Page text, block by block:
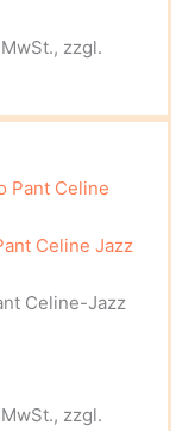
zzgl.
Celine Jazz
Celine-Jazz
zzgl.